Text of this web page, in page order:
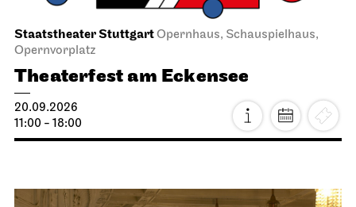
Staatstheater StuttgartOpernhaus, Schauspielhaus,
Opernvorplatz
Theaterfest am Eckensee
20.09.2026
11:00 - 18:00